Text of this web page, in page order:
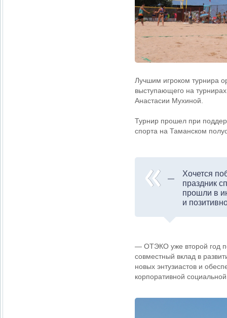
Лучшим игроком турнира
выступающего на
Анастасии Мухиной.
Турнир прошел при
спорта на Таманском
Хочется
праздник
прошли в
и
— ОТЭКО уже второй год
совместный вклад в
новых энтузиастов и
корпоративной